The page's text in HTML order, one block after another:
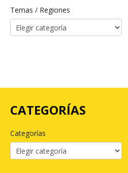
Temas / Regiones
CATEGORÍAS
Categorías